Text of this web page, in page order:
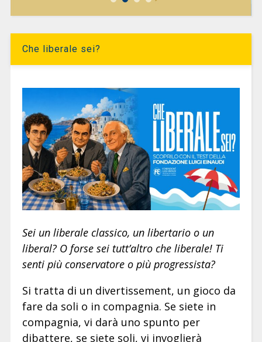
Che liberale sei?
Sei un liberale classico, un libertario o un
liberal? O forse sei tutt’altro che liberale! Ti
senti più conservatore o più progressista?
Si tratta di un divertissement, un gioco da
fare da soli o in compagnia. Se siete in
compagnia, vi darà uno spunto per
dibattere, se siete soli, vi invoglierà